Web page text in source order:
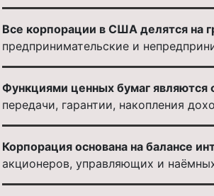
Все корпорации в США делятся на
предпринимательские и
Функциями ценных бумаг являются
передачи, гарантии, накопления
Корпорация основана на балансе
акционеров, управляющих и